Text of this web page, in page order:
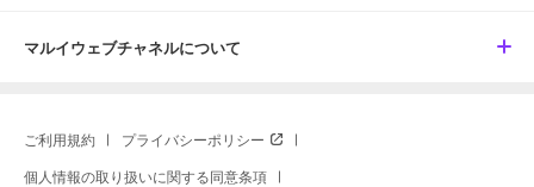
マルイウェブチャネルについて
ご利用規約 プライバシーポリシー
個人情報の取り扱いに関する同意条項